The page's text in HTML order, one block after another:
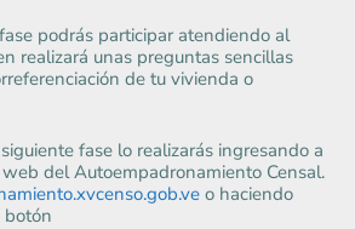
podrás participar atendiendo al
realizará unas preguntas sencillas
de tu vivienda o
fase lo realizarás ingresando a
del Autoempadronamiento Censal.
o haciendo
botón